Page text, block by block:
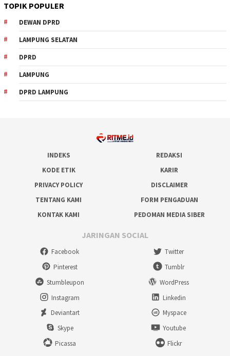
TOPIK POPULER
DEWAN DPRD
LAMPUNG SELATAN
DPRD
LAMPUNG
DPRD LAMPUNG
INDEKS
REDAKSI
KODE ETIK
KARIR
PRIVACY POLICY
DISCLAIMER
TENTANG KAMI
FORM PENGADUAN
KONTAK KAMI
PEDOMAN MEDIA SIBER
JARINGAN SOCIAL
Facebook
Twitter
Pinterest
Tumblr
Stumbleupon
WordPress
Instagram
Linkedin
Deviantart
Myspace
Skype
Youtube
Picassa
Flickr